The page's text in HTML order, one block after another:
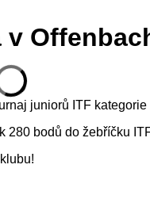
v
juniorů ITF
bodů do žebříčku